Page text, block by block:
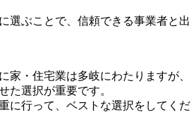
選ぶことで、信頼できる事業者と出
家・住宅業は多岐にわたりますが、
た選択が重要です。
に行って、ベストな選択をしてくだ